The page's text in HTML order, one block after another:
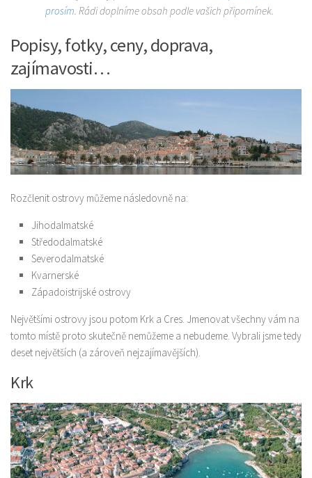
prosím. Rádi doplníme obsah podle vašich připomínek.
Popisy, fotky, ceny, doprava,
zajímavosti…
Rozčlenit ostrovy můžeme následovně na:
Jihodalmatské
Středodalmatské
Severodalmatské
Kvarnerské
Západoistrijské ostrovy
Největšími ostrovy jsou potom Krk a Cres. Jmenovat všechny vám na
tomto místě proto skutečně nemůžeme a nebudeme. Vybrali jsme tedy
deset největších (a zároveň nejzajímavějších).
Krk